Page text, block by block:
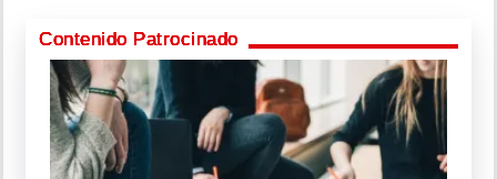
Contenido Patrocinado